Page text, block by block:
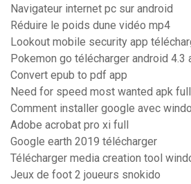
Navigateur internet pc sur android
Réduire le poids dune vidéo mp4
Lookout mobile security app
Pokemon go télécharger android 4.3
Convert epub to pdf app
Need for speed most wanted apk full
Comment installer google avec
Adobe acrobat pro xi full
Google earth 2019 télécharger
Télécharger media creation tool
Jeux de foot 2 joueurs snokido